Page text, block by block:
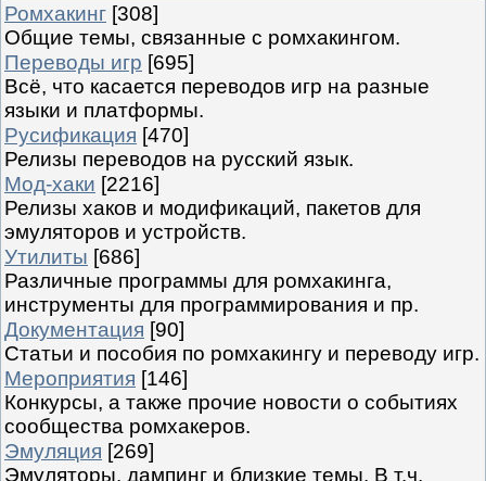
Ромхакинг [308]
Общие темы, связанные с ромхакингом.
Переводы игр [695]
Всё, что касается переводов игр на разные
языки и платформы.
Русификация [470]
Релизы переводов на русский язык.
Мод-хаки [2216]
Релизы хаков и модификаций, пакетов для
эмуляторов и устройств.
Утилиты [686]
Различные программы для ромхакинга,
инструменты для программирования и пр.
Документация [90]
Статьи и пособия по ромхакингу и переводу игр.
Мероприятия [146]
Конкурсы, а также прочие новости о событиях
сообщества ромхакеров.
Эмуляция [269]
Эмуляторы, дампинг и близкие темы. В т.ч.